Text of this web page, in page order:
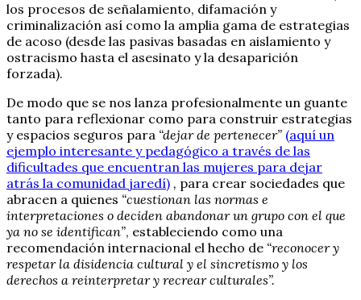
los procesos de señalamiento, difamación y
criminalización así como la amplia gama de estrategias
de acoso (desde las pasivas basadas en aislamiento y
ostracismo hasta el asesinato y la desaparición
forzada).
De modo que se nos lanza profesionalmente un guante
tanto para reflexionar como para construir estrategias
y espacios seguros para “dejar de pertenecer” (aquí un
ejemplo interesante y pedagógico a través de las
dificultades que encuentran las mujeres para dejar
atrás la comunidad jaredí) , para crear sociedades que
abracen a quienes “cuestionan las normas e
interpretaciones o deciden abandonar un grupo con el que
ya no se identifican”, estableciendo como una
recomendación internacional el hecho de “reconocer y
respetar la disidencia cultural y el sincretismo y los
derechos a reinterpretar y recrear culturales”.